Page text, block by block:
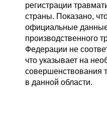
регистрации
страны. Показано,
официальные
производственного
Федерации не
что указывает на
совершенствования
в данной области.